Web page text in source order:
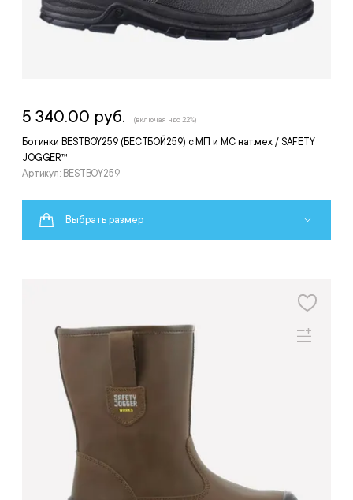
Ботинки BESTBOY259 (БЕСТБОЙ259) с МП и МС нат.мех / SAFETY
JOGGER™
Артикул: BESTBOY259
5 340.00 руб. (включая ндс 22%)
Выбрать размер